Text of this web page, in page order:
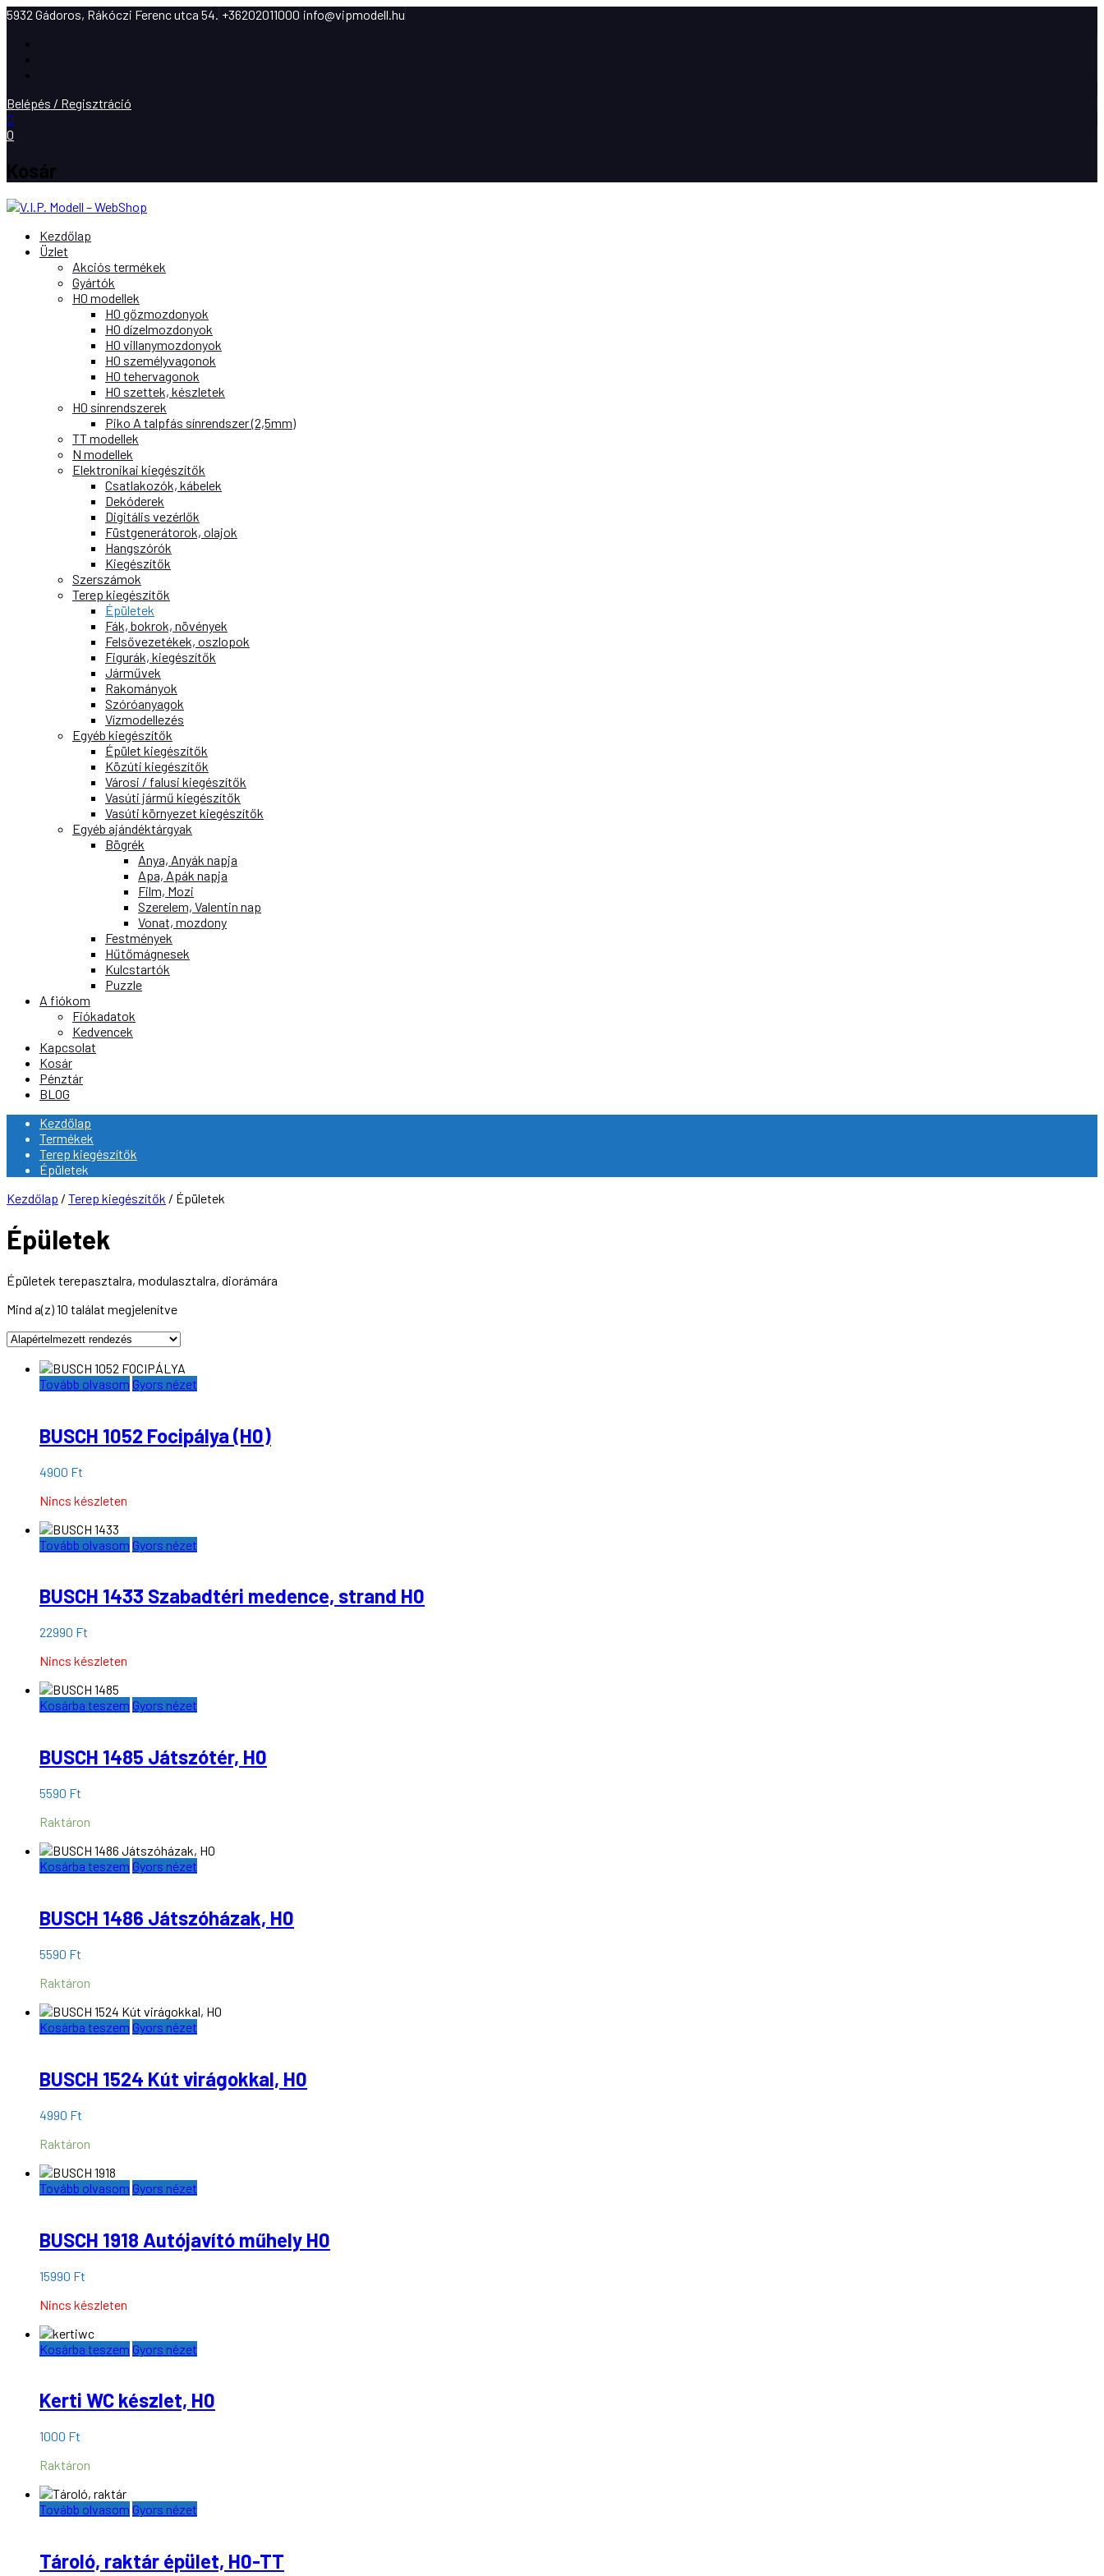
5932 Gádoros, Rákóczi Ferenc utca 54. +36202011000 info@vipmodell.hu
Belépés / Regisztráció
0
0
Kosár
Kezdőlap
Üzlet
Akciós termékek
Gyártók
H0 modellek
H0 gőzmozdonyok
H0 dízelmozdonyok
H0 villanymozdonyok
H0 személyvagonok
H0 tehervagonok
H0 szettek, készletek
H0 sínrendszerek
Piko A talpfás sínrendszer (2,5mm)
TT modellek
N modellek
Elektronikai kiegészítők
Csatlakozók, kábelek
Dekóderek
Digitális vezérlők
Füstgenerátorok, olajok
Hangszórók
Kiegészítők
Szerszámok
Terep kiegészítők
Épületek
Fák, bokrok, növények
Felsővezetékek, oszlopok
Figurák, kiegészítők
Járművek
Rakományok
Szóróanyagok
Vízmodellezés
Egyéb kiegészítők
Épület kiegészítők
Közúti kiegészítők
Városi / falusi kiegészítők
Vasúti jármű kiegészítők
Vasúti környezet kiegészítők
Egyéb ajándéktárgyak
Bögrék
Anya, Anyák napja
Apa, Apák napja
Film, Mozi
Szerelem, Valentin nap
Vonat, mozdony
Festmények
Hűtőmágnesek
Kulcstartók
Puzzle
A fiókom
Fiókadatok
Kedvencek
Kapcsolat
Kosár
Pénztár
BLOG
Kezdőlap
Termékek
Terep kiegészítők
Épületek
Kezdőlap / Terep kiegészítők / Épületek
Épületek
Épületek terepasztalra, modulasztalra, diorámára
Mind a(z) 10 találat megjelenítve
Tovább olvasom Gyors nézet
BUSCH 1052 Focipálya (H0)
4900 Ft
Nincs készleten
Tovább olvasom Gyors nézet
BUSCH 1433 Szabadtéri medence, strand H0
22990 Ft
Nincs készleten
Kosárba teszem Gyors nézet
BUSCH 1485 Játszótér, H0
5590 Ft
Raktáron
Kosárba teszem Gyors nézet
BUSCH 1486 Játszóházak, H0
5590 Ft
Raktáron
Kosárba teszem Gyors nézet
BUSCH 1524 Kút virágokkal, H0
4990 Ft
Raktáron
Tovább olvasom Gyors nézet
BUSCH 1918 Autójavító műhely H0
15990 Ft
Nincs készleten
Kosárba teszem Gyors nézet
Kerti WC készlet, H0
1000 Ft
Raktáron
Tovább olvasom Gyors nézet
Tároló, raktár épület, H0-TT